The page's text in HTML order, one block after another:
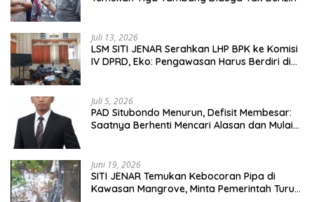
Juli 13, 2026
LSM SITI JENAR Serahkan LHP BPK ke Komisi
IV DPRD, Eko: Pengawasan Harus Berdiri di
Juli 5, 2026
PAD Situbondo Menurun, Defisit Membesar:
Saatnya Berhenti Mencari Alasan dan Mulai
Juni 19, 2026
SITI JENAR Temukan Kebocoran Pipa di
Kawasan Mangrove, Minta Pemerintah Turun